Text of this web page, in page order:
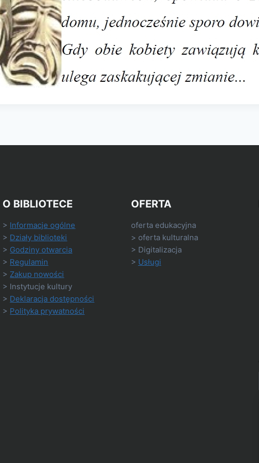
O BIBLIOTECE
> Informacje ogólne
> Działy biblioteki
> Godziny otwarcia
> Regulamin
> Zakup nowości
> Instytucje kultury
> Deklaracja dostępności
> Polityka prywatności
OFERTA
oferta edukacyjna
> oferta kulturalna
> Digitalizacja
> Usługi